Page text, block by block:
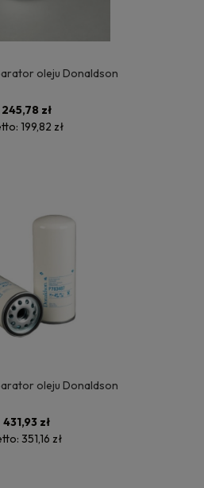
oleju Donaldson
245,78 zł
199,82 zł
oleju Donaldson
431,93 zł
351,16 zł